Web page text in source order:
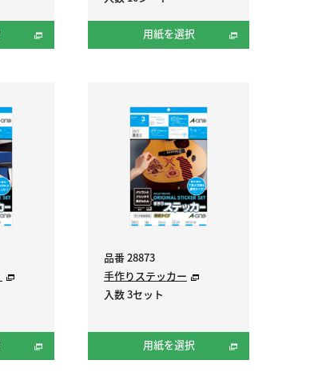
用紙を選択
品番 28873
手作りステッカー
入数 3セット
用紙を選択